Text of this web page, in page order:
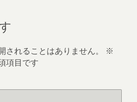
されることはありません。
※
項目です